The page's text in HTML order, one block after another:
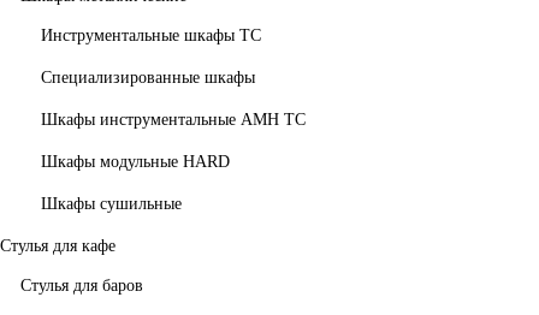
Инструментальные шкафы ТС
Специализированные шкафы
Шкафы инструментальные АМН ТС
Шкафы модульные HARD
Шкафы сушильные
Стулья для кафе
Стулья для баров